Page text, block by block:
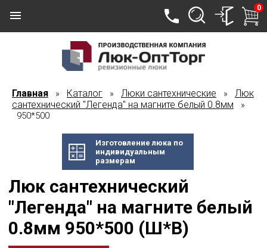
0
Главная » Каталог » Люки сантехнические » Люк
сантехнический "Легенда" на магните белый 0.8мм »
950*500
Изготовление люка по
индивидуальным
размерам
Люк сантехнический
"Легенда" на магните белый
0.8мм 950*500 (Ш*В)